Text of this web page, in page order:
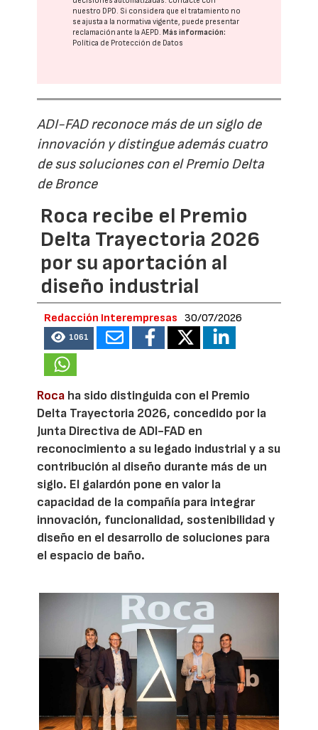
nuestro DPD . Si considera que el tratamiento no
se ajusta a la normativa vigente, puede presentar
reclamación ante laAEPD .Más información:
Política de Protección de Datos
ADI-FAD reconoce más de un siglo de
innovación y distingue además cuatro
de sus soluciones con el Premio Delta
de Bronce
Roca recibe el Premio
Delta Trayectoria 2026
por su aportación al
diseño industrial
Redacción Interempresas 30/07/2026
1061
Roca ha sido distinguida con el Premio
Delta Trayectoria 2026, concedido por la
Junta Directiva de ADI-FAD en
reconocimiento a su legado industrial y a su
contribución al diseño durante más de un
siglo. El galardón pone en valor la
capacidad de la compañía para integrar
innovación, funcionalidad, sostenibilidad y
diseño en el desarrollo de soluciones para
el espacio de baño.